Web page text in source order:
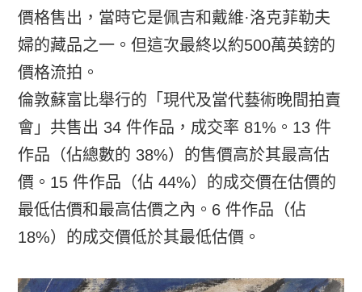
價格售出，當時它是佩吉和戴維·洛克菲勒夫
婦的藏品之一。但這次最終以約500萬英鎊的
價格流拍。
倫敦蘇富比舉行的「現代及當代藝術晚間拍賣
會」共售出 34 件作品，成交率 81%。13 件
作品（佔總數的 38%）的售價高於其最高估
價。15 件作品（佔 44%）的成交價在估價的
最低估價和最高估價之內。6 件作品（佔
18%）的成交價低於其最低估價。